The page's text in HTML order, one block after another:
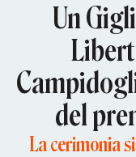
Un
del
La cerimonia